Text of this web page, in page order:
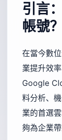
引言
帳號？
在當今數
業提升效
Google
料分析、
業的首選
夠為企業